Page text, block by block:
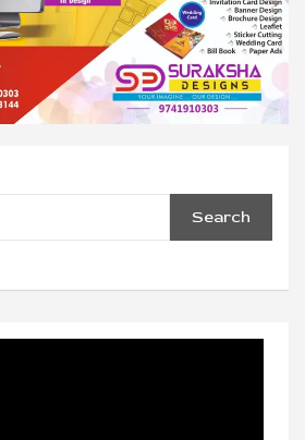
Search